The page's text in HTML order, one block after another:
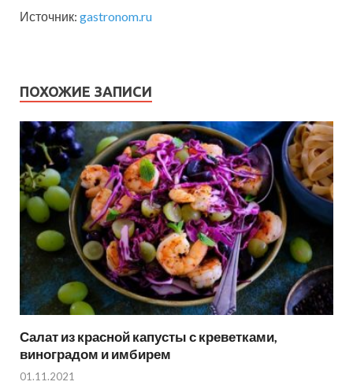
Источник: gastronom.ru
ПОХОЖИЕ ЗАПИСИ
Салат из красной капусты с креветками,
виноградом и имбирем
01.11.2021